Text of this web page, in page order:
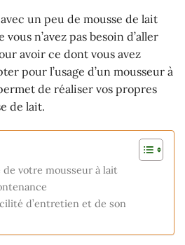
un peu de mousse de lait
n’avez pas besoin d’aller
avoir ce dont vous avez
pour l’usage d’un mousseur à
de réaliser vos propres
de lait.
votre mousseur à lait
d’entretien et de son